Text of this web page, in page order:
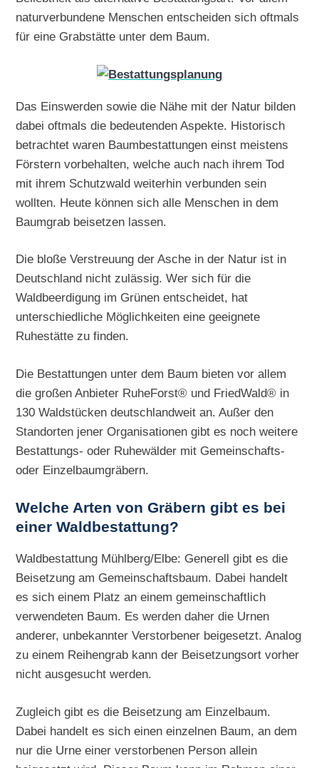
naturverbundene Menschen entscheiden sich oftmals
für eine Grabstätte unter dem Baum.
Das Einswerden sowie die Nähe mit der Natur bilden
dabei oftmals die bedeutenden Aspekte. Historisch
betrachtet waren Baumbestattungen einst meistens
Förstern vorbehalten, welche auch nach ihrem Tod
mit ihrem Schutzwald weiterhin verbunden sein
wollten. Heute können sich alle Menschen in dem
Baumgrab beisetzen lassen.
Die bloße Verstreuung der Asche in der Natur ist in
Deutschland nicht zulässig. Wer sich für die
Waldbeerdigung im Grünen entscheidet, hat
unterschiedliche Möglichkeiten eine geeignete
Ruhestätte zu finden.
Die Bestattungen unter dem Baum bieten vor allem
die großen Anbieter RuheForst® und FriedWald® in
130 Waldstücken deutschlandweit an. Außer den
Standorten jener Organisationen gibt es noch weitere
Bestattungs- oder Ruhewälder mit Gemeinschafts-
oder Einzelbaumgräbern.
Welche Arten von Gräbern gibt es bei
einer Waldbestattung?
Waldbestattung Mühlberg/Elbe: Generell gibt es die
Beisetzung am Gemeinschaftsbaum. Dabei handelt
es sich einem Platz an einem gemeinschaftlich
verwendeten Baum. Es werden daher die Urnen
anderer, unbekannter Verstorbener beigesetzt. Analog
zu einem Reihengrab kann der Beisetzungsort vorher
nicht ausgesucht werden.
Zugleich gibt es die Beisetzung am Einzelbaum.
Dabei handelt es sich einen einzelnen Baum, an dem
nur die Urne einer verstorbenen Person allein